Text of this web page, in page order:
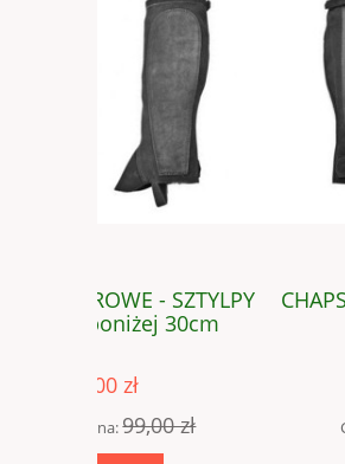
CHAPSY WELUROWE -
Cena regularna: 99,00